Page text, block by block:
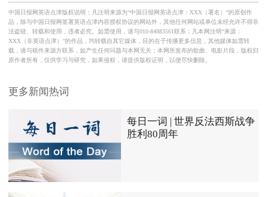
中国日报网英语点津版权说明：凡注明来源为“中国日报网英语点津：XXX（署名）”的原创作
品，除与中国日报网签署英语点津内容授权协议的网站外，其他任何网站或单位未经允许不得非
法盗链、转载和使用，违者必究。如需使用，请与010-84883561联系；凡本网注明“来源：
XXX（非英语点津）”的作品，均转载自其它媒体，目的在于传播更多信息，其他媒体如需转
载，请与稿件来源方联系，如产生任何问题与本网无关；本网所发布的歌曲、电影片段，版权归
原作者所有，仅供学习与研究，如果侵权，请提供版权证明，以便尽快删除。
更多新闻热词
每日一词 | 世界反法西斯战争
胜利80周年